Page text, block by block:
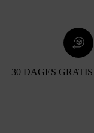
30 DAGES